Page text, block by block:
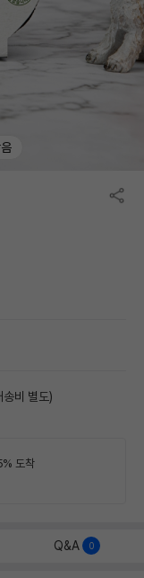
비 별도)
도착
Q&A 0